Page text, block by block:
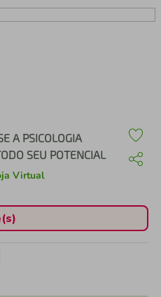
A PSICOLOGIA
SEU POTENCIAL
Virtual